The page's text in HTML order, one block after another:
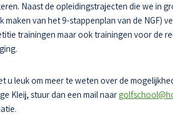
Naast de opleidingstrajecten die we in
maken van het 9-stappenplan van de NGF)
trainingen maar ook trainingen voor de
u leuk om meer te weten over de
Kleij, stuur dan een mail naar